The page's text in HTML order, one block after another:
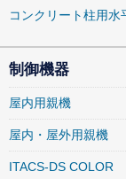
コンクリート柱用水
制御機器
屋内用親機
屋内・屋外用親機
ITACS-DS COLOR